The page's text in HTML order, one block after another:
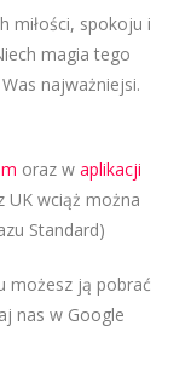
miłości, spokoju i
magia tego
najważniejsi.
oraz waplikacji
UK wciąż można
Standard)
możesz ją pobrać
nas w Google